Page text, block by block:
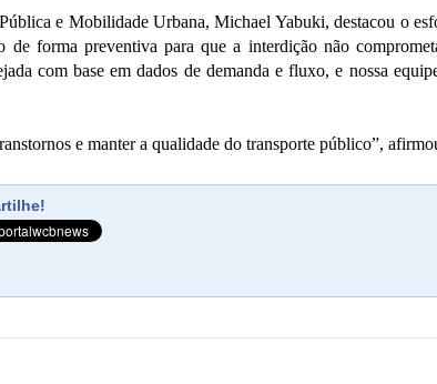
e Mobilidade Urbana, Michael Yabuki, destacou o
de forma preventiva para que a interdição não
com base em dados de demanda e fluxo, e nossa
e manter a qualidade do transporte público”,